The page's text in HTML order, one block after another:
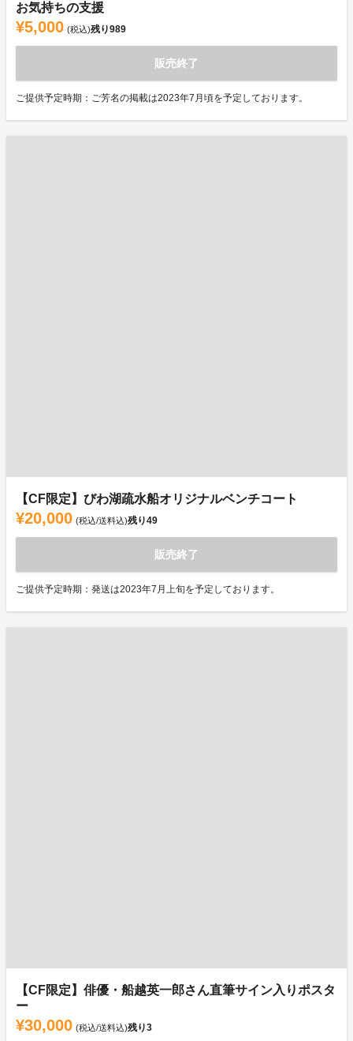
お気持ちの支援
¥5,000 (税込)残り989
販売終了
ご提供予定時期：ご芳名の掲載は2023年7月頃を予定しております。
【CF限定】びわ湖疏水船オリジナルベンチコート
¥20,000 (税込/送料込)残り49
販売終了
ご提供予定時期：発送は2023年7月上旬を予定しております。
【CF限定】俳優・船越英一郎さん直筆サイン入りポスタ
ー
¥30,000 (税込/送料込)残り3